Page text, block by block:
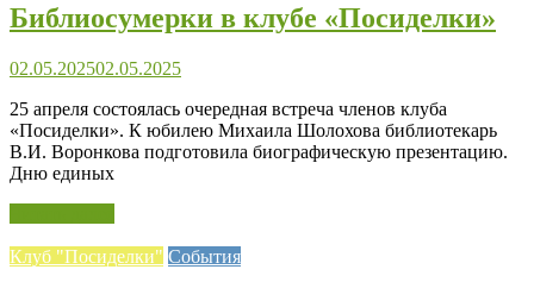
Библиосумерки в клубе «Посиделки»
02.05.202502.05.2025
25 апреля состоялась очередная встреча членов клуба
«Посиделки». К юбилею Михаила Шолохова библиотекарь
В.И. Воронкова подготовила биографическую презентацию.
Дню единых
Клуб "Посиделки" События